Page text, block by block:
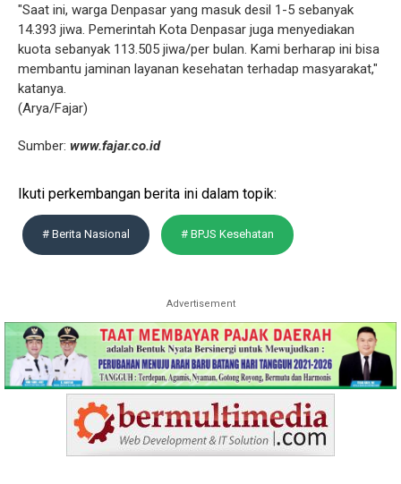
"Saat ini, warga Denpasar yang masuk desil 1-5 sebanyak
14.393 jiwa. Pemerintah Kota Denpasar juga menyediakan
kuota sebanyak 113.505 jiwa/per bulan. Kami berharap ini bisa
membantu jaminan layanan kesehatan terhadap masyarakat,"
katanya.
(Arya/Fajar)
Sumber: www.fajar.co.id
Ikuti perkembangan berita ini dalam topik:
# Berita Nasional # BPJS Kesehatan
Advertisement